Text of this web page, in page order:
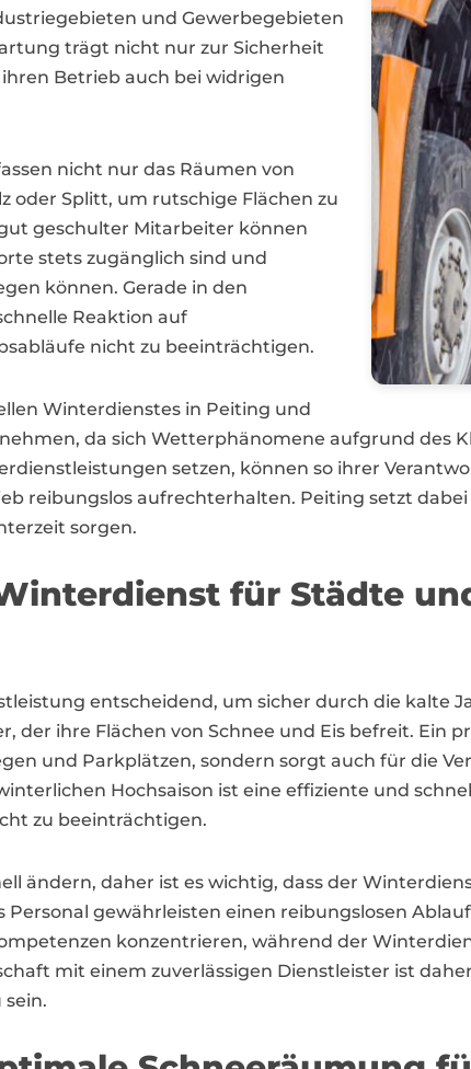
und Gewerbegebieten
trägt nicht nur zur Sicherheit
Betrieb auch bei widrigen
nicht nur das Räumen von
oder Splitt, um rutschige Flächen zu
geschulter Mitarbeiter können
stets zugänglich sind und
können. Gerade in den
Reaktion auf
nicht zu beeinträchtigen.
Winterdienstes in Peiting und
da sich Wetterphänomene aufgrund des
setzen, können so ihrer
reibungslos aufrechterhalten. Peiting setzt
sorgen.
für Städte
entscheidend, um sicher durch die kalte
der ihre Flächen von Schnee und Eis befreit. Ein
und Parkplätzen, sondern sorgt auch für die
Hochsaison ist eine effiziente und
zu beeinträchtigen.
ändern, daher ist es wichtig, dass der
gewährleisten einen reibungslosen
konzentrieren, während der
mit einem zuverlässigen Dienstleister ist